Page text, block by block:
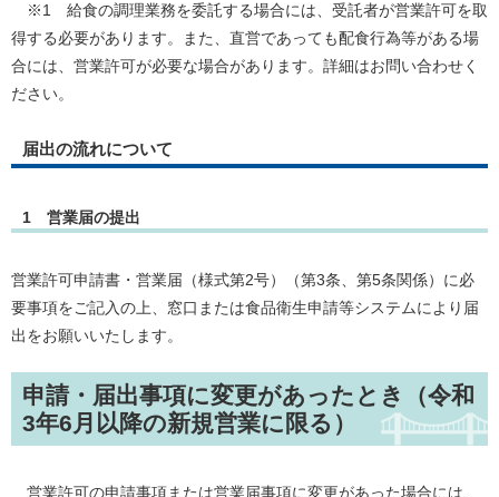
※1 給食の調理業務を委託する場合には、受託者が営業許可を取
得する必要があります。また、直営であっても配食行為等がある場
合には、営業許可が必要な場合があります。詳細はお問い合わせく
ださい。
届出の流れについて
1 営業届の提出
営業許可申請書・営業届（様式第2号）（第3条、第5条関係）に必
要事項をご記入の上、窓口または食品衛生申請等システムにより届
出をお願いいたします。
申請・届出事項に変更があったとき（令和
3年6月以降の新規営業に限る）
営業許可の申請事項または営業届事項に変更があった場合には、